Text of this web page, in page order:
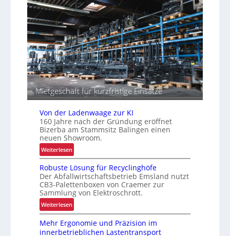
z
i
t
ä
t
e
n
I
n
t
r
a
l
o
g
i
s
i
k
Mietgeschäft für kurzfristige Einsätze
Von der Ladenwaage zur KI
160 Jahre nach der Gründung eröffnet
Bizerba am Stammsitz Balingen einen
neuen Showroom.
Weiterlesen:
V
o
n
d
e
r
L
a
Robuste Lösung für Recyclinghöfe
Der Abfallwirtschaftsbetrieb Emsland nutzt
CB3-Palettenboxen von Craemer zur
Sammlung von Elektroschrott.
Weiterlesen:
R
o
b
Mehr Ergonomie und Präzision im
innerbetrieblichen Lastentransport